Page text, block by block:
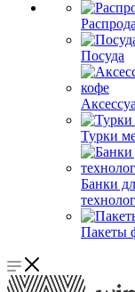
Посуда
Турки
Банки
Пакеты